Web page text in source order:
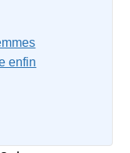
enfin